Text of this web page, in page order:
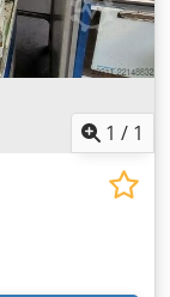
1 / 1